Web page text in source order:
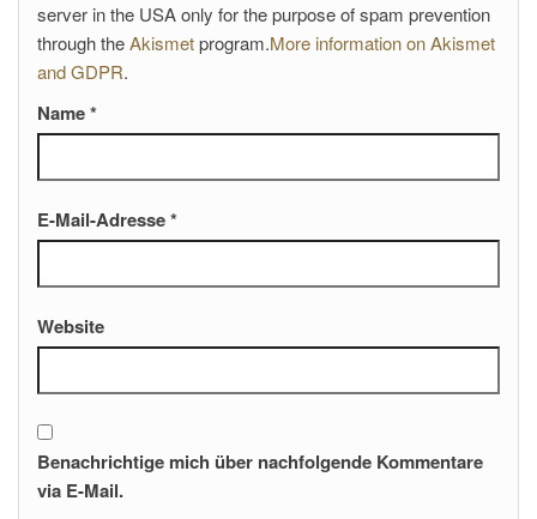
server in the USA only for the purpose of spam prevention
through theAkismetprogram.More information on Akismet
and GDPR.
Name*
E-Mail-Adresse*
Website
Benachrichtige mich über nachfolgende Kommentare
via E-Mail.